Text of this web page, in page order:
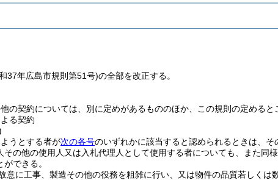
37年広島市規則第51号)の全部を改正する。
の契約については、別に定めがあるもののほか、この規則の定めると
る契約
うとする者が次の各号のいずれかに該当すると認められるときは、
の他の使用人又は入札代理人として使用する者についても、また同様
できる。
意に工事、製造その他の役務を粗雑に行い、又は物件の品質若しくは